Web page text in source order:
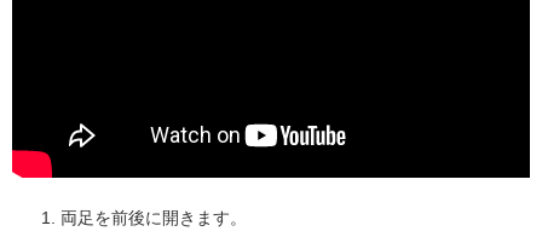
両足を前後に開きます。